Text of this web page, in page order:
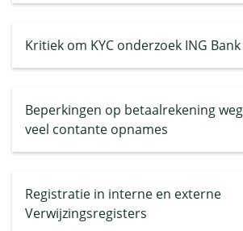
Kritiek om KYC onderzoek ING Bank
Beperkingen op betaalrekening
veel contante opnames
Registratie in interne en externe
Verwijzingsregisters